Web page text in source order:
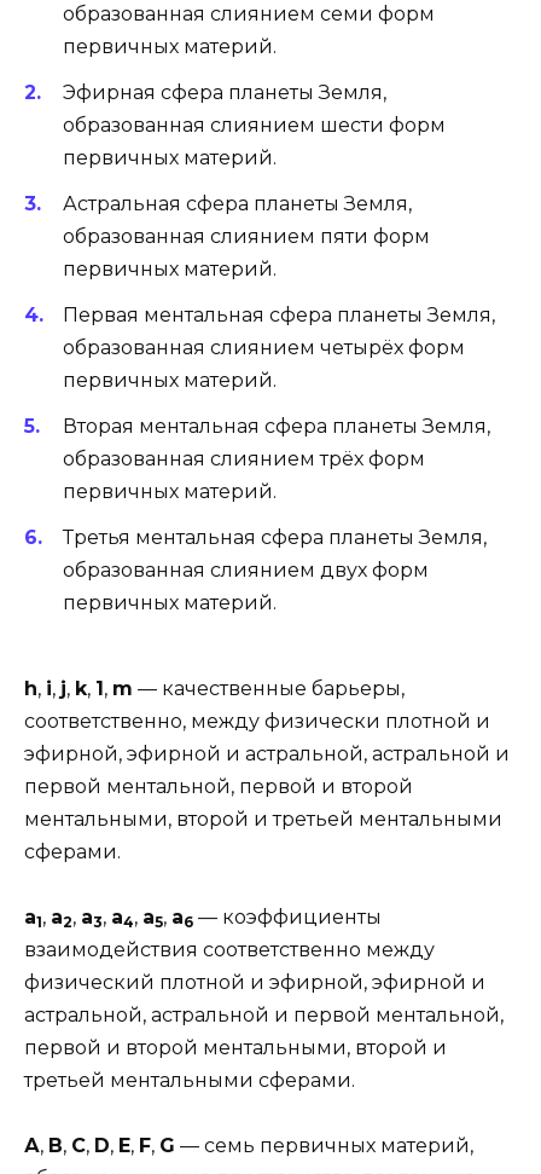
образованная слиянием семи форм
первичных материй.
Эфирная сфера планеты Земля,
образованная слиянием шести форм
первичных материй.
Астральная сфера планеты Земля,
образованная слиянием пяти форм
первичных материй.
Первая ментальная сфера планеты Земля,
образованная слиянием четырёх форм
первичных материй.
Вторая ментальная сфера планеты Земля,
образованная слиянием трёх форм
первичных материй.
Третья ментальная сфера планеты Земля,
образованная слиянием двух форм
первичных материй.
h, i, j, k, 1, m — качественные барьеры,
соответственно, между физически плотной и
эфирной, эфирной и астральной, астральной и
первой ментальной, первой и второй
ментальными, второй и третьей ментальными
сферами.
a1, а2, а3, а4, a5, а6 — коэффициенты
взаимодействия соответственно между
физический плотной и эфирной, эфирной и
астральной, астральной и первой ментальной,
первой и второй ментальными, второй и
третьей ментальными сферами.
А, В, С, D, Е, F, G — семь первичных материй,